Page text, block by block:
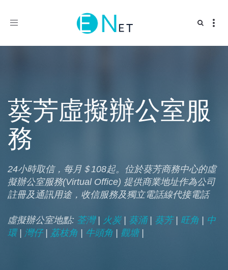
Toggle
葵芳虛擬辦公室服
務
24小時取信，每月＄108起。位於葵芳商務中心的虛
擬辦公室服務(Virtual Office) 提供商業地址作為公司
註冊及通訊用途，收信服務及獨立電話線代接電話
虛擬辦公室地點: 荃灣| 火炭| 葵涌| 葵芳| 旺角
中
環| 灣仔| 荔枝角 牛頭角 觀塘|